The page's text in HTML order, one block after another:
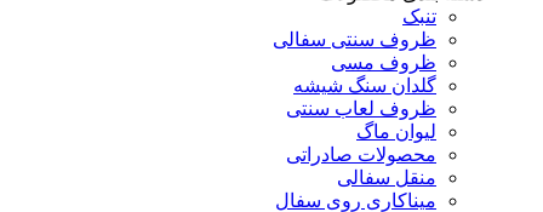
تنبک
ظروف سنتی سفالی
ظروف مسی
گلدان سنگ شیشه
ظروف لعاب سنتی
لیوان ماگ
محصولات صادراتی
منقل سفالی
میناکاری روی سفال